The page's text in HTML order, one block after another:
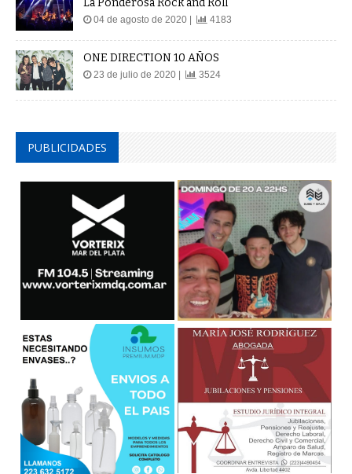
La Ponderosa Rock and Roll
04 de agosto de 2020 | 4183
ONE DIRECTION 10 AÑOS
23 de julio de 2020 | 3524
PUBLICIDADES